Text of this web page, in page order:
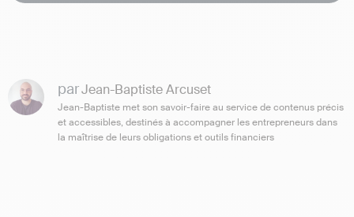
parJean-Baptiste Arcuset
Jean-Baptiste met son savoir-faire au service de contenus précis
et accessibles, destinés à accompagner les entrepreneurs dans
la maîtrise de leurs obligations et outils financiers